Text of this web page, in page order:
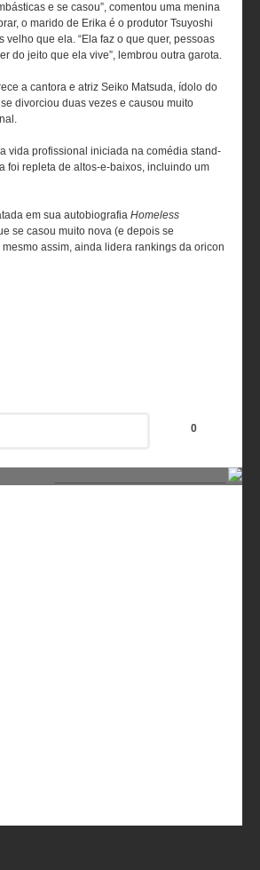
e se casou”, comentou uma menina
o marido de Erika é o produtor Tsuyoshi
velho que ela. “Ela faz o que quer, pessoas
do jeito que ela vive”, lembrou outra garota.
a cantora e atriz Seiko Matsuda, ídolo do
divorciou duas vezes e causou muito
vida profissional iniciada na comédia stand-
foi repleta de altos-e-baixos, incluindo um
em sua autobiografia Homeless
se casou muito nova (e depois se
assim, ainda lidera rankings da oricon
0